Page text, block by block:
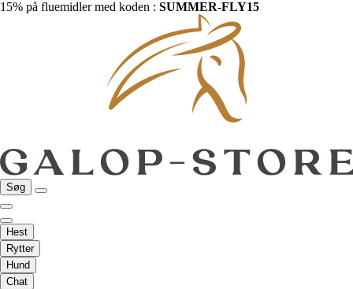
15% på fluemidler med koden : SUMMER-FLY15
Søg
Hest
Rytter
Hund
Chat